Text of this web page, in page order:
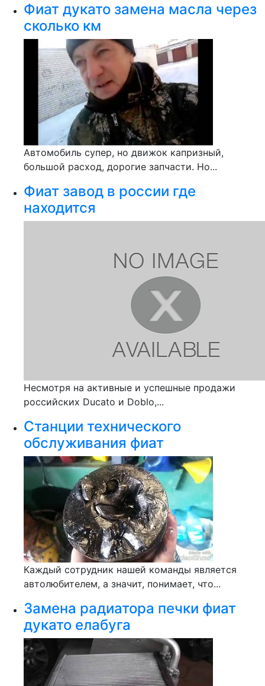
Фиат дукато замена масла через
сколько км
Автомобиль супер, но движок капризный,
большой расход, дорогие запчасти. Но...
Фиат завод в россии где
находится
Несмотря на активные и успешные продажи
российских Ducato и Doblo,...
Станции технического
обслуживания фиат
Каждый сотрудник нашей команды является
автолюбителем, а значит, понимает, что...
Замена радиатора печки фиат
дукато елабуга